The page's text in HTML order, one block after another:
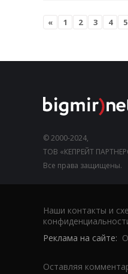
« 1 2 3 4 5
© 2000-2024,
ТОВ «КЕПРЕЙТ
Все права защищены.
Наши контакты и
Реклама на сайте:
Оставляя